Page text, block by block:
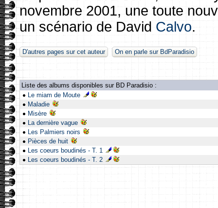
novembre 2001, une toute
un scénario de David Calvo.
D'autres pages sur cet auteur On en parle sur BdParadisio
Liste des albums disponibles sur BD Paradisio :
Le miam de Moute
Maladie
Misère
La dernière vague
Les Palmiers noirs
Pièces de huit
Les coeurs boudinés - T. 1
Les coeurs boudinés - T. 2